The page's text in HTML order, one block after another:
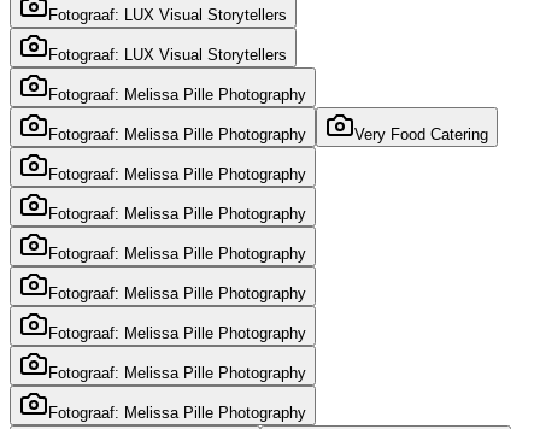
Fotograaf: LUX Visual Storytellers
Fotograaf: LUX Visual Storytellers
Fotograaf: Melissa Pille Photography
Fotograaf: Melissa Pille Photography Very Food Catering
Fotograaf: Melissa Pille Photography
Fotograaf: Melissa Pille Photography
Fotograaf: Melissa Pille Photography
Fotograaf: Melissa Pille Photography
Fotograaf: Melissa Pille Photography
Fotograaf: Melissa Pille Photography
Fotograaf: Melissa Pille Photography